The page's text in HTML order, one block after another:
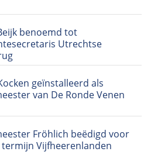
benoemd tot
Utrechtse
geïnstalleerd als
van De Ronde Venen
Fröhlich beëdigd voor
Vijfheerenlanden